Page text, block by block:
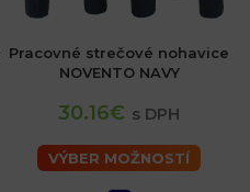
Pracovné strečové nohavice
NOVENTO NAVY
30.16€ s DPH
VÝBER MOŽNOSTÍ